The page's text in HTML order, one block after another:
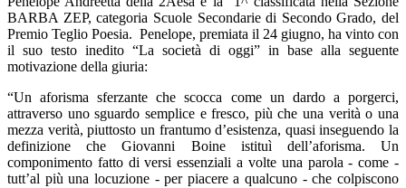
BARBA ZEP, categoria Scuole Secondarie di Secondo Grado, del
Premio Teglio Poesia. Penelope, premiata il 24 giugno, ha vinto con
il suo testo inedito “La società di oggi” in base alla seguente
motivazione della giuria:
“Un aforisma sferzante che scocca come un dardo a porgerci,
attraverso uno sguardo semplice e fresco, più che una verità o una
mezza verità, piuttosto un frantumo d’esistenza, quasi inseguendo la
definizione che Giovanni Boine istituì dell’aforisma. Un
componimento fatto di versi essenziali a volte una parola - come -
tutt’al più una locuzione - per piacere a qualcuno - che colpiscono